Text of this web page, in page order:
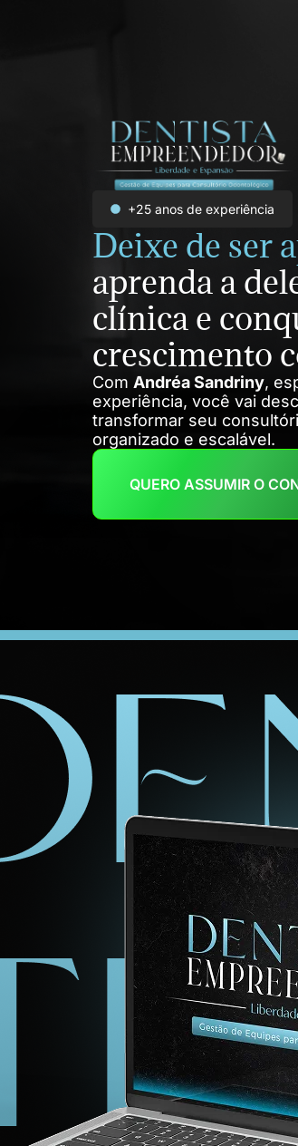
+25 anos de experiência
Deixe de ser
aprenda a
clínica e
crescimento
Com Andréa Sandriny,
experiência, você vai
transformar seu
organizado e escalável.
QUERO ASSUMIR O